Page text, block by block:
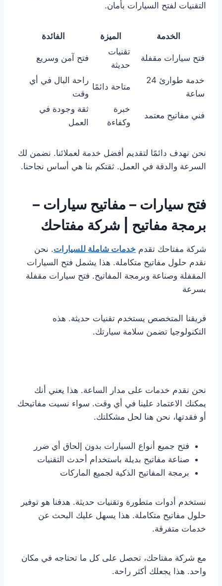
التقنيات لفتح السيارات بأمان.
الخدمة الميزة الفائدة
فتح سيارات مقفلة
تقنيات
حديثة
فتح آمن وسريع
خدمة طوارئ 24
ساعة
متاحة دائمًا
راحة البال في أي
وقت
فني مفاتيح معتمد
خبرة
وكفاءة
ثقة وجودة في
العمل
نحن نهدف دائمًا لتقديم أفضل خدمة لعملائنا. نضمن لك
السرعة والدقة في العمل. ثقتكم بنا هي أساس نجاحنا.
فتح سيارات – مفاتيح سيارات –
برمجة مفاتيح | شركة مفتاحك
شركة مفتاحك تقدم خدمات شاملة للسيارات. نحن
نقدم حلول مفاتيح متكاملة. هذا يشمل فتح السيارات
المقفلة وصناعة وبرمجة المفاتيح. فتح سيارات مقفلة
بسرعة
فريقنا المتخصص يستخدم تقنيات حديثة. هذه
التكنولوجيا تضمن سلامة سيارتك.
نحن نقدم خدمات على مدار الساعة. هذا يعني أنك
يمكنك الاعتماد علينا في أي وقت. سواء نسيت مفاتيحك
أو فقدتها، نحن هنا لحل مشكلتك.
فتح جميع أنواع السيارات بدون إلحاق أي ضرر
صناعة مفاتيح بديلة باستخدام أحدث التقنيات
برمجة المفاتيح الذكية لجميع الماركات
نستخدم أدوات متطورة وتقنيات حديثة. هدفنا هو توفير
حلول مفاتيح متكاملة. هذا يسهل عليك البحث عن
خدمات متفرقة.
مع شركة مفتاحك، تحصل على كل ما تحتاجه في مكان
واحد. هذا يجعلك أكثر راحة.